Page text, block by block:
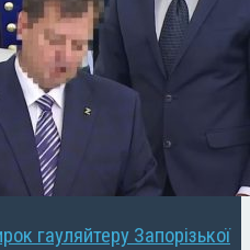
гауляйтеру Запорізької